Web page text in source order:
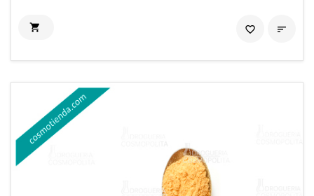
 
favorite_border